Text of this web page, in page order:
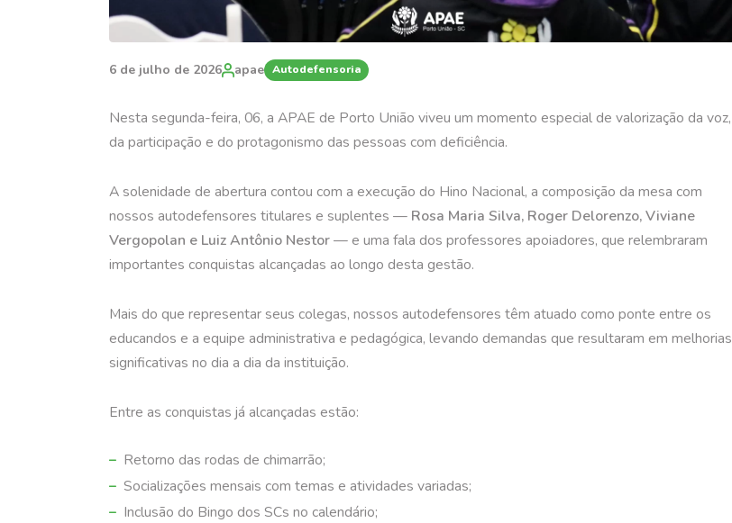
6 de julho de 2026 apae Autodefensoria
Nesta segunda-feira, 06, a APAE de Porto União viveu um momento especial de valorização da voz,
da participação e do protagonismo das pessoas com deficiência.
A solenidade de abertura contou com a execução do Hino Nacional, a composição da mesa com
nossos autodefensores titulares e suplentes — Rosa Maria Silva, Roger Delorenzo, Viviane
Vergopolan e Luiz Antônio Nestor— e uma fala dos professores apoiadores, que relembraram
importantes conquistas alcançadas ao longo desta gestão.
Mais do que representar seus colegas, nossos autodefensores têm atuado como ponte entre os
educandos e a equipe administrativa e pedagógica, levando demandas que resultaram em melhorias
significativas no dia a dia da instituição.
Entre as conquistas já alcançadas estão:
Retorno das rodas de chimarrão;
Socializações mensais com temas e atividades variadas;
Inclusão do Bingo dos SCs no calendário;